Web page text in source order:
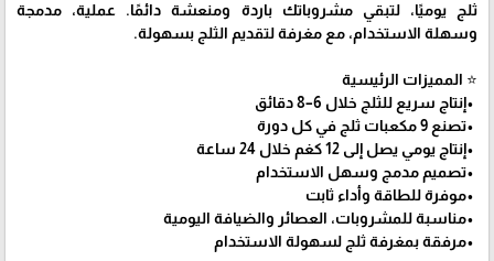
ثلج يوميًا، لتبقي مشروباتك باردة ومنعشة دائمًا. عملية، مدمجة
وسهلة الاستخدام، مع مغرفة لتقديم الثلج بسهولة.
⭐ المميزات الرئيسية
•إنتاج سريع للثلج خلال 6–8 دقائق
•تصنع 9 مكعبات ثلج في كل دورة
•إنتاج يومي يصل إلى 12 كغم خلال 24 ساعة
•تصميم مدمج وسهل الاستخدام
•موفرة للطاقة وأداء ثابت
•مناسبة للمشروبات، العصائر والضيافة اليومية
•مرفقة بمغرفة ثلج لسهولة الاستخدام